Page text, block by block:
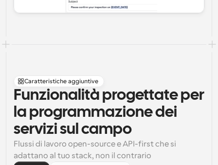
Caratteristiche aggiuntive
Funzionalità progettate per
la programmazione dei
servizi sul campo
Flussi di lavoro open-source e API-first che si
adattano al tuo stack, non il contrario